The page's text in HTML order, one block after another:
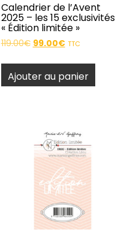
Calendrier de l’Avent
2025 – les 15 exclusivités
« Édition limitée »
119.00€ 99.00€ TTC
Ajouter au panier